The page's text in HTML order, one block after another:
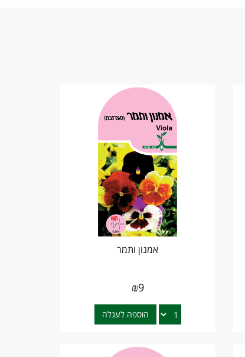
אמנון ותמר
₪9
הוספה לעגלה